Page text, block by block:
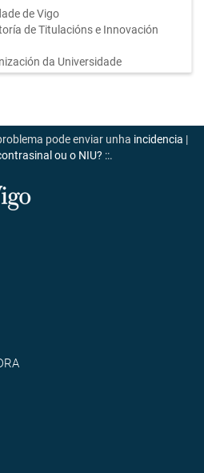
de Vigo
de Titulacións e Innovación
da Universidade
pode enviar unha incidencia |
ou o NIU? ::.